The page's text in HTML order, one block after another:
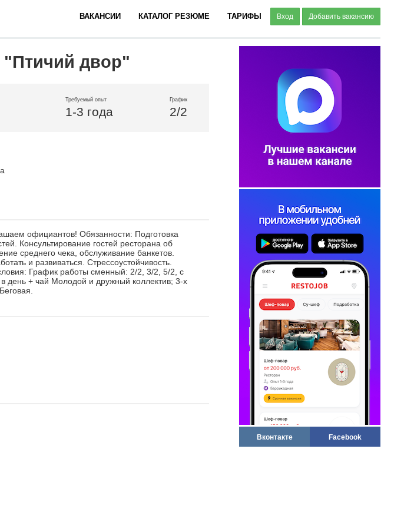
ВАКАНСИИ КАТАЛОГ РЕЗЮМЕ ТАРИФЫ Вход Добавить вакансию
Вконтакте Facebook
двор"
Требуемый опыт
1-3 года
График
2/2
официантов! Обязанности: Подготовка
Консультирование гостей ресторана об
среднего чека, обслуживание банкетов.
и развиваться. Стрессоустойчивость.
График работы сменный: 2/2, 3/2, 5/2, с
день + чай Молодой и дружный коллектив; 3-х